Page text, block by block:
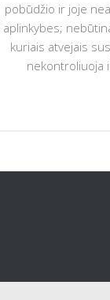
pobūdžio ir joje
aplinkybes;
kuriais atvejais
nekontroliuoja